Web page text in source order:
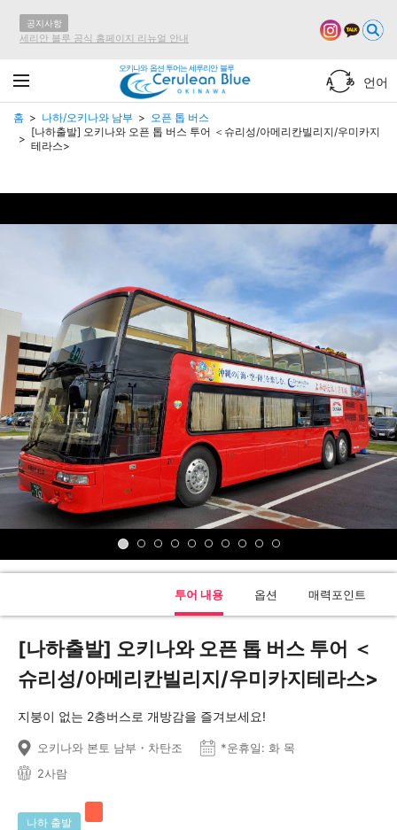
공지사항
세리안 블루 공식 홈페이지 리뉴얼 안내
오키나와 옵션 투어는 세루리안 블루
언어
홈 나하/오키나와 남부
오픈 톱 버스
[나하출발] 오키나와 오픈 톱 버스 투어 ＜슈리성/아메리칸빌리지/우미카지
테라스>
투어 내용 옵션 매력포인트
[나하출발] 오키나와 오픈 톱 버스 투어 ＜
슈리성/아메리칸빌리지/우미카지테라스>
지붕이 없는 2층버스로 개방감을 즐겨보세요!
오키나와 본토 남부・차탄조
*운휴일: 화 목
2사람
나하 출발